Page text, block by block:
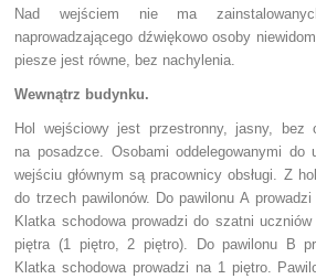
Nad wejściem nie ma
naprowadzającego dźwiękowo osoby
piesze jest równe, bez nachylenia.
Wewnątrz budynku.
Hol wejściowy jest przestronny, jasny, bez
na posadzce. Osobami oddelegowanymi do
wejściu głównym są pracownicy obsługi. Z
do trzech pawilonów. Do pawilonu A
Klatka schodowa prowadzi do szatni
piętra (1 piętro, 2 piętro). Do pawilonu B
Klatka schodowa prowadzi na 1 piętro.